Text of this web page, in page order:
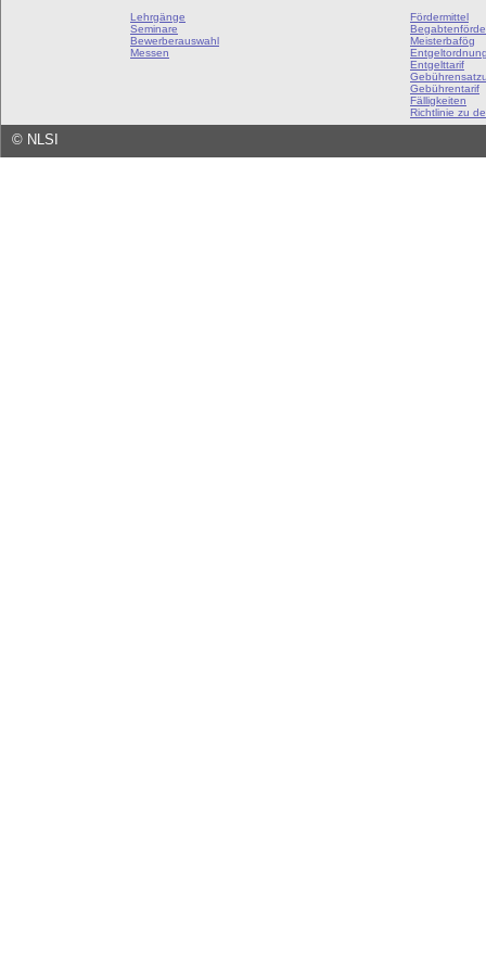
Lehrgänge
Seminare
Bewerberauswahl
Messen
Fördermittel
Meisterbafög
Entgelttarif
Gebührentarif
Fälligkeiten
Richtlinie zu
© NLSI